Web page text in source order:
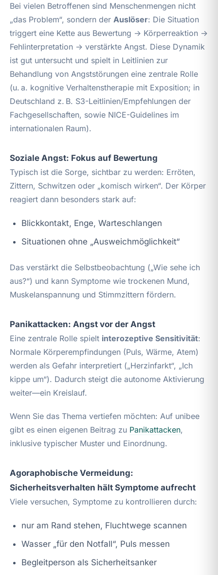
Bei vielen Betroffenen sind Menschenmengen nicht
„das Problem“, sondern der Auslöser: Die Situation
triggert eine Kette aus Bewertung → Körperreaktion →
Fehlinterpretation → verstärkte Angst. Diese Dynamik
ist gut untersucht und spielt in Leitlinien zur
Behandlung von Angststörungen eine zentrale Rolle
(u. a. kognitive Verhaltenstherapie mit Exposition; in
Deutschland z. B. S3-Leitlinien/Empfehlungen der
Fachgesellschaften, sowie NICE-Guidelines im
internationalen Raum).
Soziale Angst: Fokus auf Bewertung
Typisch ist die Sorge, sichtbar zu werden: Erröten,
Zittern, Schwitzen oder „komisch wirken“. Der Körper
reagiert dann besonders stark auf:
Blickkontakt, Enge, Warteschlangen
Situationen ohne „Ausweichmöglichkeit“
Das verstärkt die Selbstbeobachtung („Wie sehe ich
aus?“) und kann Symptome wie trockenen Mund,
Muskelanspannung und Stimmzittern fördern.
Panikattacken: Angst vor der Angst
Eine zentrale Rolle spielt interozeptive Sensitivität:
Normale Körperempfindungen (Puls, Wärme, Atem)
werden als Gefahr interpretiert („Herzinfarkt“, „Ich
kippe um“). Dadurch steigt die autonome Aktivierung
weiter—ein Kreislauf.
Wenn Sie das Thema vertiefen möchten: Auf unibee
gibt es einen eigenen Beitrag zu Panikattacken,
inklusive typischer Muster und Einordnung.
Agoraphobische Vermeidung:
Sicherheitsverhalten hält Symptome aufrecht
Viele versuchen, Symptome zu kontrollieren durch:
nur am Rand stehen, Fluchtwege scannen
Wasser „für den Notfall“, Puls messen
Begleitperson als Sicherheitsanker